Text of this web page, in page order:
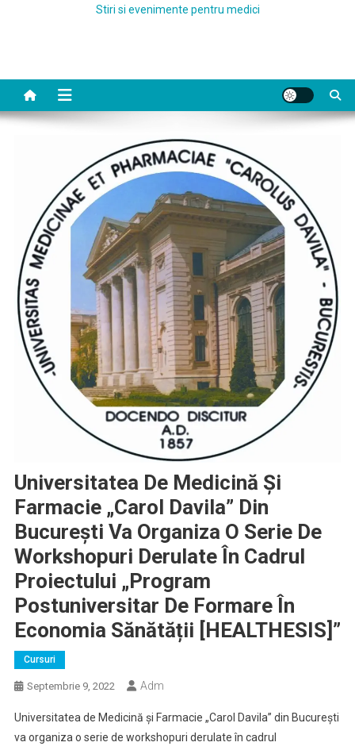
Stiri si evenimente pentru medici
Universitatea De Medicină Și
Farmacie „Carol Davila” Din
București Va Organiza O Serie De
Workshopuri Derulate În Cadrul
Proiectului „Program
Postuniversitar De Formare În
Economia Sănătății [HEALTHESIS]”
Cursuri
Septembrie 9, 2022 Adm
Universitatea de Medicină și Farmacie „Carol Davila” din București
va organiza o serie de workshopuri derulate în cadrul